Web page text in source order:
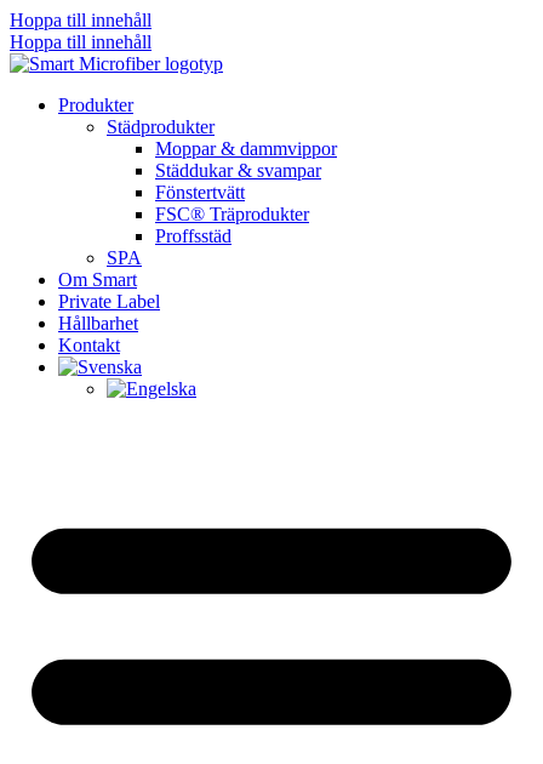
Hoppa till innehåll
Hoppa till innehåll
Produkter
Städprodukter
Moppar & dammvippor
Städdukar & svampar
Fönstertvätt
FSC® Träprodukter
Proffsstäd
SPA
Om Smart
Private Label
Hållbarhet
Kontakt